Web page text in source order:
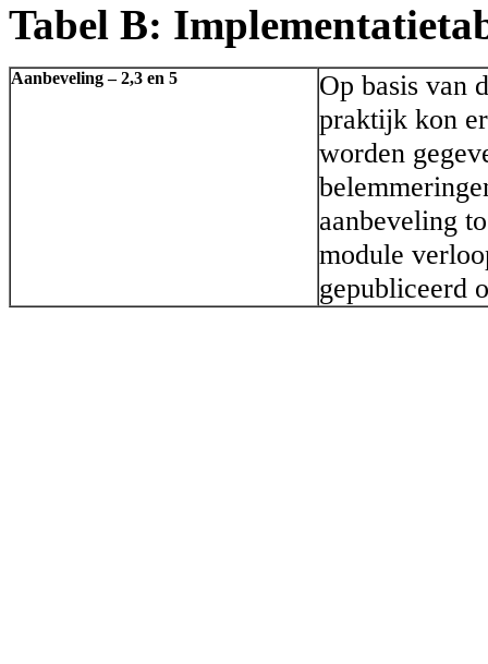
Tabel B:
Aanbeveling – 2,3 en 5
Op basis van
praktijk kon
worden
aanbeveling
module
gepubliceerd